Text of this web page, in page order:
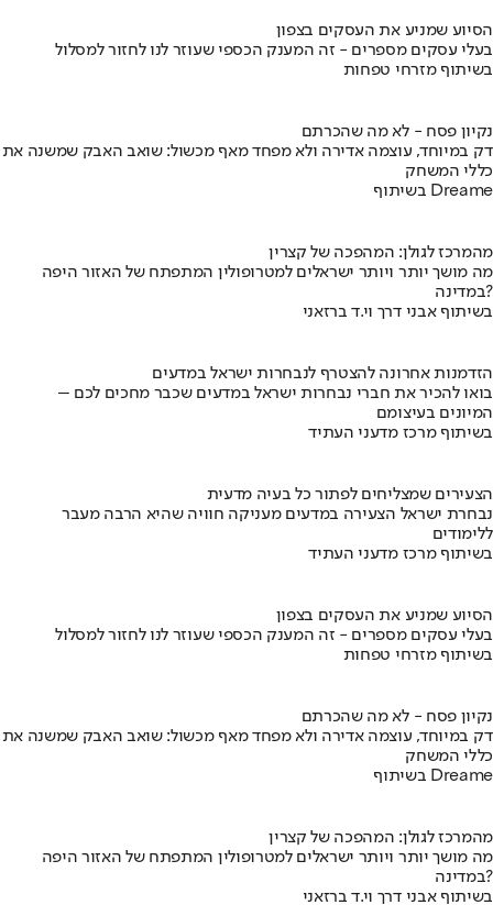
הסיוע שמניע את העסקים בצפון
בעלי עסקים מספרים - זה המענק הכספי שעוזר לנו לחזור למסלול
בשיתוף מזרחי טפחות
נקיון פסח - לא מה שהכרתם
דק במיוחד, עוצמה אדירה ולא מפחד מאף מכשול: שואב האבק שמשנה את
כללי המשחק
בשיתוף Dreame
מהמרכז לגולן: המהפכה של קצרין
מה מושך יותר ויותר ישראלים למטרופולין המתפתח של האזור היפה
במדינה?
בשיתוף אבני דרך וי.ד ברזאני
הזדמנות אחרונה להצטרף לנבחרות ישראל במדעים
בואו להכיר את חברי נבחרות ישראל במדעים שכבר מחכים לכם –
המיונים בעיצומם
בשיתוף מרכז מדעני העתיד
הצעירים שמצליחים לפתור כל בעיה מדעית
נבחרת ישראל הצעירה במדעים מעניקה חוויה שהיא הרבה מעבר
ללימודים
בשיתוף מרכז מדעני העתיד
הסיוע שמניע את העסקים בצפון
בעלי עסקים מספרים - זה המענק הכספי שעוזר לנו לחזור למסלול
בשיתוף מזרחי טפחות
נקיון פסח - לא מה שהכרתם
דק במיוחד, עוצמה אדירה ולא מפחד מאף מכשול: שואב האבק שמשנה את
כללי המשחק
בשיתוף Dreame
מהמרכז לגולן: המהפכה של קצרין
מה מושך יותר ויותר ישראלים למטרופולין המתפתח של האזור היפה
במדינה?
בשיתוף אבני דרך וי.ד ברזאני